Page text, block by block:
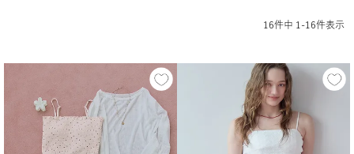
16件中 1 -16件表示